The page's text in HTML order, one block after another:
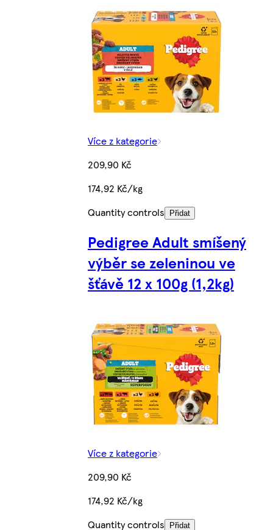
Více z kategorie
209,90 Kč
174,92 Kč/kg
Quantity controls
Přidat
Pedigree Adult smíšený
výběr se zeleninou ve
šťávě 12 x 100g (1,2kg)
Více z kategorie
209,90 Kč
174,92 Kč/kg
Quantity controls
Přidat